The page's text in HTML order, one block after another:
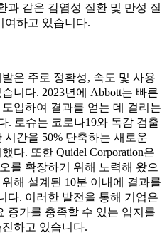
과 같은 감염성 질환 및 만성 질
여하고 있습니다.
은 주로 정확성, 속도 및 사용
니다. 2023년에 Abbott는 빠른
입하여 결과를 얻는 데 걸리는
. 로슈는 코로나19와 독감 검출
간을 50% 단축하는 새로운
다. 또한 Quidel Corporation은
를 확장하기 위해 노력해 왔으
해 설계된 10분 이내에 결과를
다. 이러한 발전을 통해 기업은
증가를 충족할 수 있는 입지를
하고 있습니다.